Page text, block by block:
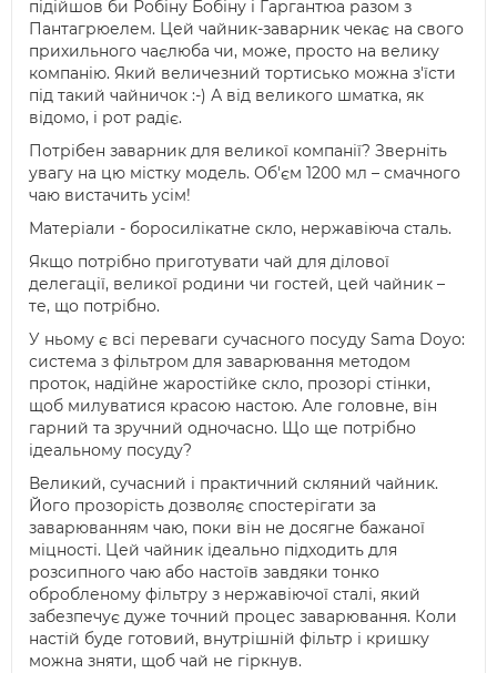
підійшов би Робіну Бобіну і Гаргантюа разом з
Пантагрюелем. Цей чайник-заварник чекає на свого
прихильного чаєлюба чи, може, просто на велику
компанію. Який величезний тортисько можна з'їсти
під такий чайничок :-) А від великого шматка, як
відомо, і рот радіє.
Потрібен заварник для великої компанії? Зверніть
увагу на цю містку модель. Об'єм 1200 мл – смачного
чаю вистачить усім!
Матеріали - боросилікатне скло, нержавіюча сталь.
Якщо потрібно приготувати чай для ділової
делегації, великої родини чи гостей, цей чайник –
те, що потрібно.
У ньому є всі переваги сучасного посуду Sama Doyo:
система з фільтром для заварювання методом
проток, надійне жаростійке скло, прозорі стінки,
щоб милуватися красою настою. Але головне, він
гарний та зручний одночасно. Що ще потрібно
ідеальному посуду?
Великий, сучасний і практичний скляний чайник.
Його прозорість дозволяє спостерігати за
заварюванням чаю, поки він не досягне бажаної
міцності. Цей чайник ідеально підходить для
розсипного чаю або настоїв завдяки тонко
обробленому фільтру з нержавіючої сталі, який
забезпечує дуже точний процес заварювання. Коли
настій буде готовий, внутрішній фільтр і кришку
можна зняти, щоб чай не гіркнув.